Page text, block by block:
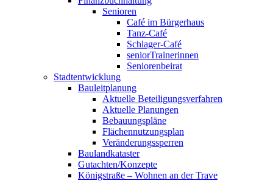
Senioren
Café im Bürgerhaus
Tanz-Café
Schlager-Café
seniorTrainerinnen
Seniorenbeirat
Stadtentwicklung
Bauleitplanung
Aktuelle Beteiligungsverfahren
Aktuelle Planungen
Bebauungspläne
Flächennutzungsplan
Veränderungssperren
Baulandkataster
Gutachten/Konzepte
Königstraße – Wohnen an der Trave